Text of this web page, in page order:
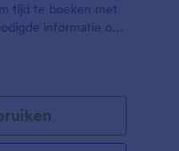
tijd te boeken met
informatie om